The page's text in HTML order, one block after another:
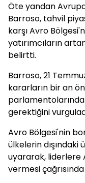
Öte yandan
Barroso, tahvil
karşı Avro
yatırımcıların
belirtti.
Barroso, 21
kararların bir an
gerektiğini
Avro Bölgesi'nin
ülkelerin dışındaki
uyararak, liderlere
vermesi